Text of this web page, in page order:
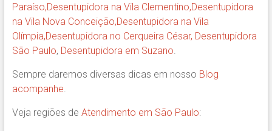
Paraíso,Desentupidora na Vila Clementino,Desentupidora
na Vila Nova Conceição,Desentupidora na Vila
Olímpia,Desentupidora no Cerqueira César, Desentupidora
São Paulo, Desentupidora em Suzano.
Sempre daremos diversas dicas em nosso Blog
acompanhe.
Veja regiões de Atendimento em São Paulo: